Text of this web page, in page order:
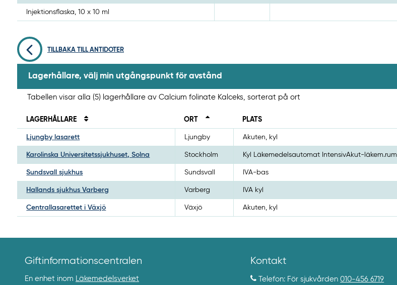
Injektionsflaska, 10 x 10 ml
TILLBAKA TILL ANTIDOTER
Lagerhållare, välj min utgångspunkt för avstånd
Tabellen visar alla (5) lagerhållare av Calcium folinate Kalceks, sorterat på ort
LAGERHÅLLARE ORT PLATS
Ljungby lasarett Ljungby Akuten, kyl
Karolinska Universitetssjukhuset, Solna Stockholm Kyl Läkemedelsautomat IntensivAkut-läkem.rum
Sundsvall sjukhus Sundsvall IVA-bas
Hallands sjukhus Varberg Varberg IVA kyl
Centrallasarettet i Växjö Växjö Akuten, kyl
Giftinformationscentralen
En enhet inom Läkemedelsverket
Kontakt
Telefon: För sjukvården010-456 6719